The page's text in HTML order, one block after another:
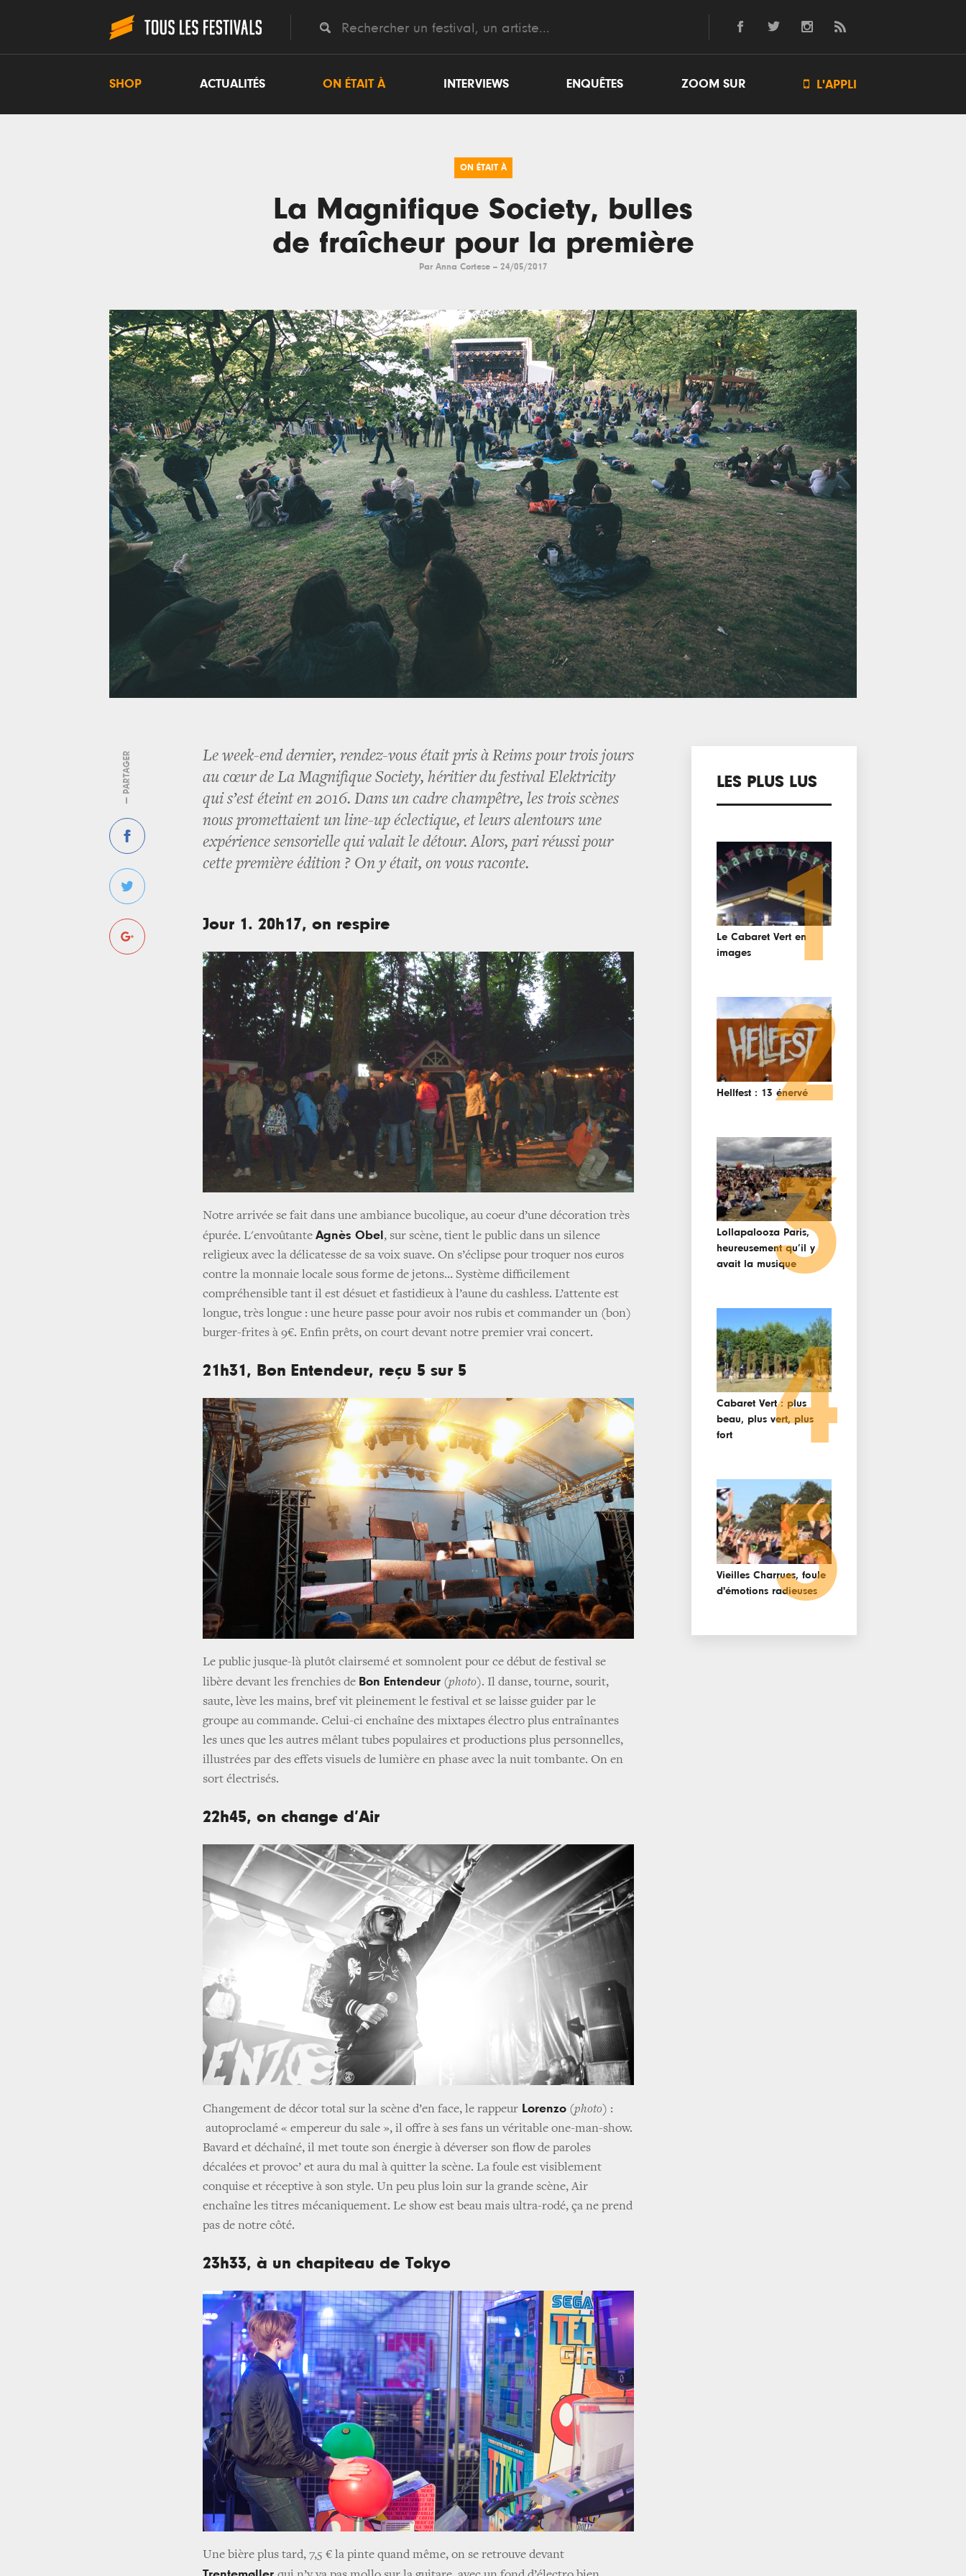
SHOP ACTUALITÉS ON ÉTAIT À INTERVIEWS ENQUÊTES ZOOM SUR  L'APPLI
ON ÉTAIT À
La Magnifique Society, bulles
de fraîcheur pour la première
Par Anna Cortese -- 24/05/2017
— PARTAGER
Le week-end dernier, rendez-vous était pris à Reims pour trois jours
au cœur de La Magnifique Society, héritier du festival Elektricity
qui s’est éteint en 2016. Dans un cadre champêtre, les trois scènes
nous promettaient un line-up éclectique, et leurs alentours une
expérience sensorielle qui valait le détour. Alors, pari réussi pour
cette première édition ? On y était, on vous raconte.
Jour 1. 20h17, on respire
Notre arrivée se fait dans une ambiance bucolique, au coeur d’une décoration très
épurée. L'envoûtante Agnès Obel , sur scène, tient le public dans un silence
religieux avec la délicatesse de sa voix suave. On s’éclipse pour troquer nos euros
contre la monnaie locale sous forme de jetons… Système difficilement
compréhensible tant il est désuet et fastidieux à l’aune du cashless. L’attente est
longue, très longue : une heure passe pour avoir nos rubis et commander un (bon)
burger-frites à 9€. Enfin prêts, on court devant notre premier vrai concert.
21h31, Bon Entendeur, reçu 5 sur 5
Le public jusque-là plutôt clairsemé et somnolent pour ce début de festival se
libère devant les frenchies de Bon Entendeur (photo). Il danse, tourne, sourit,
saute, lève les mains, bref vit pleinement le festival et se laisse guider par le
groupe au commande. Celui-ci enchaîne des mixtapes électro plus entraînantes
les unes que les autres mêlant tubes populaires et productions plus personnelles,
illustrées par des effets visuels de lumière en phase avec la nuit tombante. On en
sort électrisés.
22h45, on change d’Air
Changement de décor total sur la scène d’en face, le rappeur Lorenzo (photo) :
autoproclamé « empereur du sale », il offre à ses fans un véritable one-man-show.
Bavard et déchaîné, il met toute son énergie à déverser son flow de paroles
décalées et provoc’ et aura du mal à quitter la scène. La foule est visiblement
conquise et réceptive à son style. Un peu plus loin sur la grande scène, Air
enchaîne les titres mécaniquement. Le show est beau mais ultra-rodé, ça ne prend
pas de notre côté.
23h33, à un chapiteau de Tokyo
Une bière plus tard, 7,5 € la pinte quand même, on se retrouve devant
LES PLUS LUS
Le Cabaret Vert en
images
1
Hellfest : 13 énervé
2
Lollapalooza Paris,
heureusement qu’il y
avait la musique3
Cabaret Vert : plus
beau, plus vert, plus
fort
4
Vieilles Charrues, foule
d'émotions radieuses
5